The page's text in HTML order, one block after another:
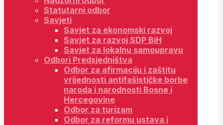
Statutarni odbor
Savjeti
Savjet za ekonomski razvoj
Savjet za razvoj SDP BiH
Savjet za lokalnu samoupravu
Odbori Predsjedništva
Odbor za afirmaciju i zaštitu
vrijednosti antifašističke borbe
naroda i narodnosti Bosne i
Hercegovine
Odbor za turizam
Odbor za reformu ustava i